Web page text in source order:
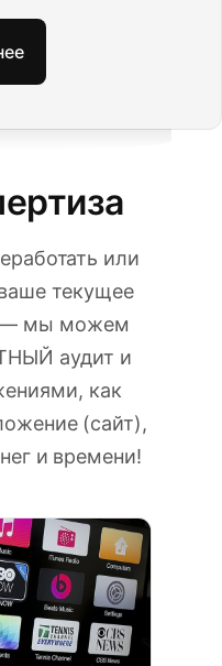
или
текущее
— мы можем
аудит и
как
(сайт),
и времени!